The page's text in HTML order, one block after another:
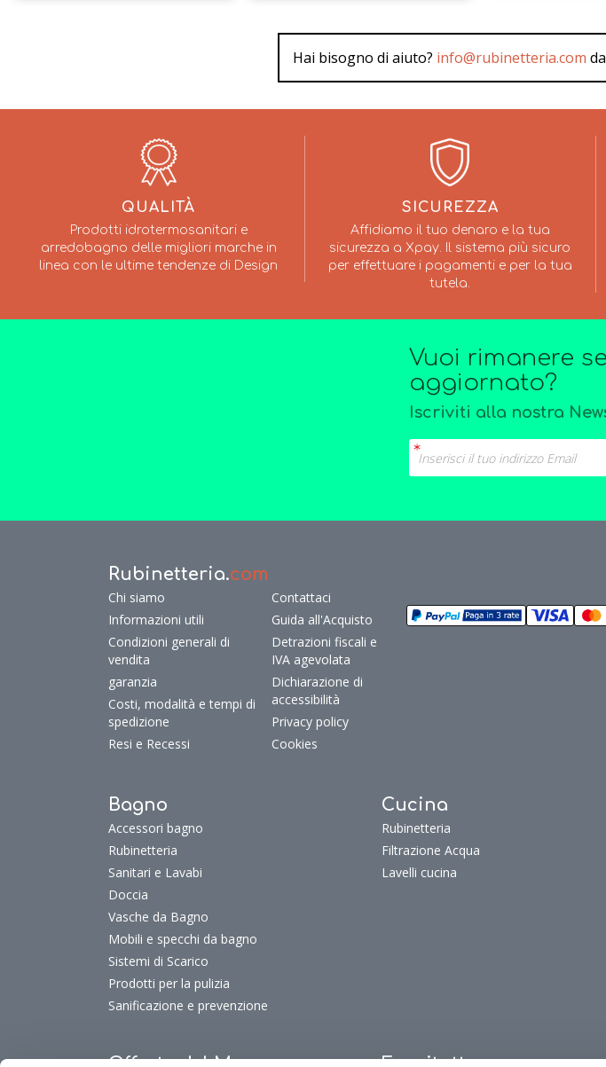
Hai bisogno di aiuto? info@rubinetteria.com
QUALITÀ
Prodotti idrotermosanitari e
arredobagno delle migliori marche in
linea con le ultime tendenze di Design
SICUREZZA
Affidiamo il tuo denaro e la tua
sicurezza a Xpay. Il sistema più sicuro
per effettuare i pagamenti e per la tua
tutela.
Vuoi rimanere
aggiornato?
Iscriviti alla nostra
Rubinetteria.com
Chi siamo
Informazioni utili
Condizioni generali di
vendita
garanzia
Costi, modalità e tempi di
spedizione
Resi e Recessi
Contattaci
Guida all'Acquisto
Detrazioni fiscali e
IVA agevolata
Dichiarazione di
accessibilità
Privacy policy
Cookies
Bagno
Accessori bagno
Rubinetteria
Sanitari e Lavabi
Doccia
Vasche da Bagno
Mobili e specchi da bagno
Sistemi di Scarico
Prodotti per la pulizia
Sanificazione e prevenzione
Cucina
Rubinetteria
Filtrazione Acqua
Lavelli cucina